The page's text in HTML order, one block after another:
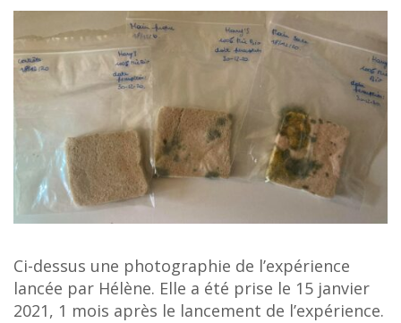
Ci-dessus une photographie de l’expérience
lancée par Hélène. Elle a été prise le 15 janvier
2021, 1 mois après le lancement de l’expérience.